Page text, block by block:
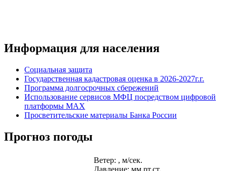
Информация для населения
Социальная защита
Государственная кадастровая оценка в 2026-2027г.г.
Программа долгосрочных сбережений
Использование сервисов МФЦ посредством цифровой
платформы MAX
Просветительские материалы Банка России
Прогноз погоды
Ветер: , м/сек.